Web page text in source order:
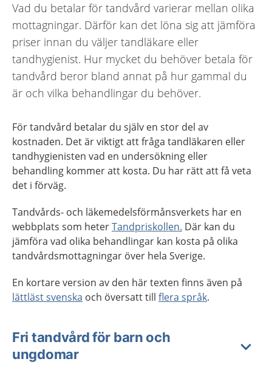
Vad du betalar för tandvård varierar mellan olika
mottagningar. Därför kan det löna sig att jämföra
priser innan du väljer tandläkare eller
tandhygienist. Hur mycket du behöver betala för
tandvård beror bland annat på hur gammal du
är och vilka behandlingar du behöver.
För tandvård betalar du själv en stor del av
kostnaden. Det är viktigt att fråga tandläkaren eller
tandhygienisten vad en undersökning eller
behandling kommer att kosta. Du har rätt att få veta
det i förväg.
Tandvårds- och läkemedelsförmånsverkets har en
webbplats som heterTandpriskollen. Där kan du
jämföra vad olika behandlingar kan kosta på olika
tandvårdsmottagningar över hela Sverige.
En kortare version av den här texten finns även på
lättläst svenska och översatt till flera språk.
Fri tandvård för barn och
ungdomar